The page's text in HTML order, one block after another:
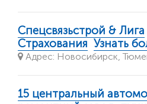
Спецсвязьстрой & Лига
Страхования Узнать
Адрес: Новосибирск,
15 центральный